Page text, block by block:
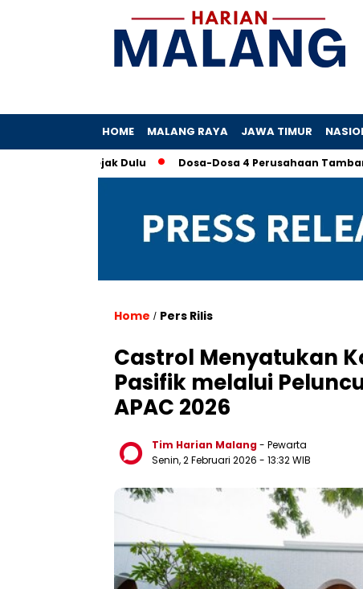
HOME MALANG RAYA JAWA TIMUR
Dosa-Dosa 4 Perusahaan Tambang yang
Home / Pers Rilis
Castrol Menyatukan
Pasifik melalui
APAC 2026
Tim Harian Malang- Pewarta
Senin, 2 Februari 2026 - 13:32 WIB